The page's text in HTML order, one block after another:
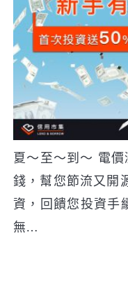
夏～至～到～ 電
錢，幫您節流又開
資，回饋您投資手
無…